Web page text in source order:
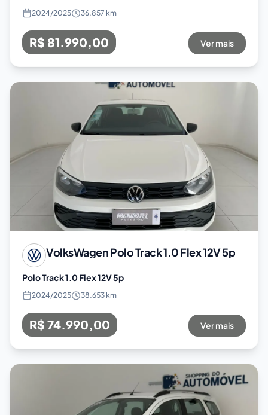
2024/2025 36.857 km
R$ 81.990,00 Ver mais
VolksWagenPolo Track 1.0 Flex 12V 5p
Polo Track 1.0 Flex 12V 5p
2024/2025 38.653 km
R$ 74.990,00 Ver mais